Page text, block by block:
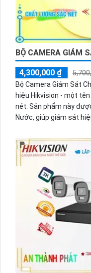
hàng sự hài lòng tuyệt
Hãy liên hệ với chúng
BỘ CAMERA GIÁM
4,300,000 ₫
Bộ Camera Giám Sát
hiệu Hikvision - một
nét. Sản phẩm này
Nước, giúp giám sát
thành sự lựa chọn
ninh tuyệt đối, combo
nghiệp và tiện lợi.